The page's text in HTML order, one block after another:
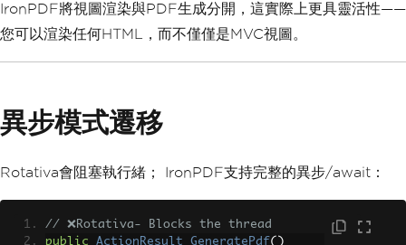
IronPDF將視圖渲染與PDF生成分開，這實際上更具靈活性——
您可以渲染任何HTML，而不僅僅是MVC視圖。
異步模式遷移
Rotativa會阻塞執行緒； IronPDF支持完整的異步/await：
// ❌Rotativa- Blocks the thread
public
ActionResult GeneratePdf()